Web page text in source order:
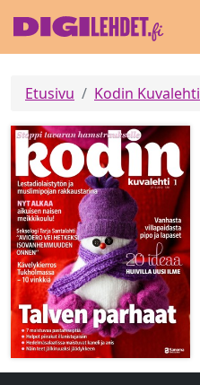
Etusivu Kodin Kuvalehti